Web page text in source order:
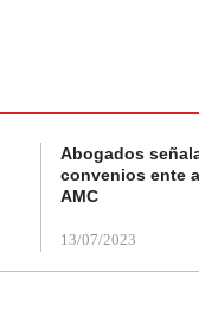
Abogados
convenios ente
AMC
13/07/2023